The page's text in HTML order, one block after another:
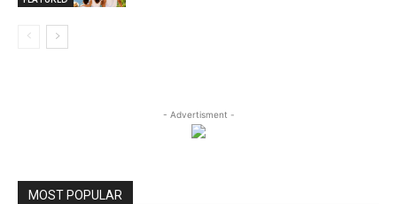
- Advertisment -
MOST POPULAR